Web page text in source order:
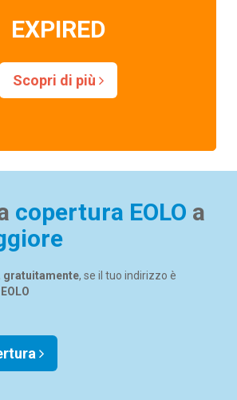
EXPIRED
Scopri di più
copertura EOLO a
gratuitamente, se il tuo indirizzo è
EOLO